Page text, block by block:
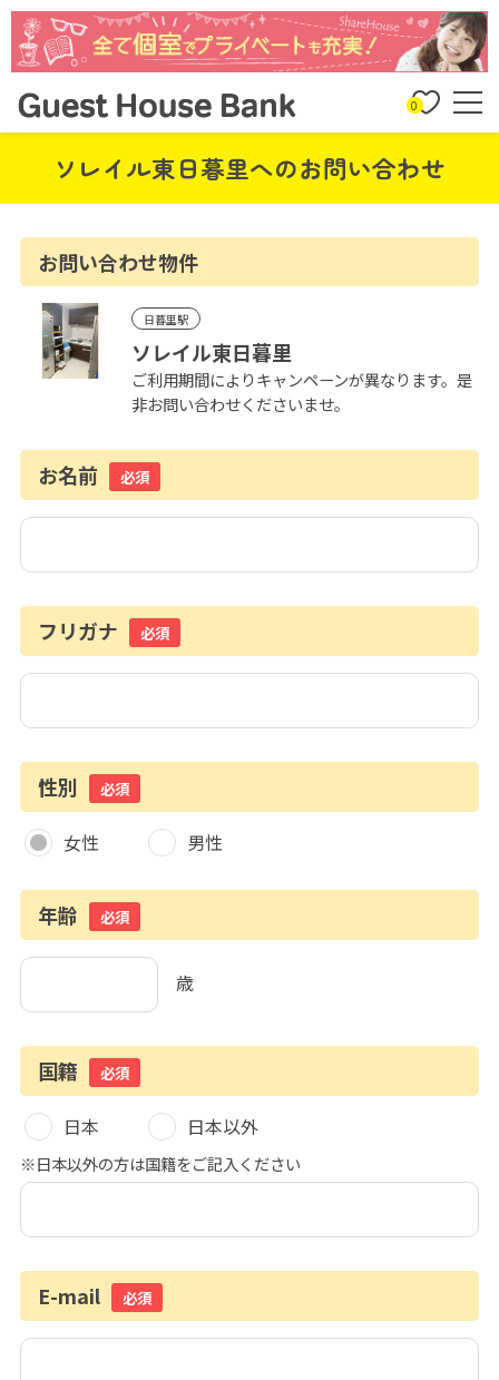
0
ソレイル東日暮里へのお問い合わせ
お問い合わせ物件
日暮里駅
ソレイル東日暮里
ご利用期間によりキャンペーンが異なります。是
非お問い合わせくださいませ。
お名前 必須
フリガナ 必須
性別 必須
女性 男性
年齢 必須
歳
国籍 必須
日本 日本以外
※日本以外の方は国籍をご記入ください
E-mail 必須